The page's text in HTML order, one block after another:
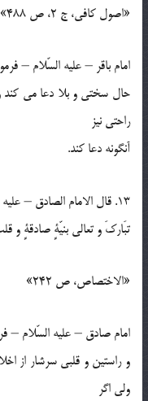
«اصول کافي، ج 2، ص 488»
امام باقر – عليه السّلام –
حال سختي و بلا دعا مي كند
راحتي نيز
آنگونه دعا كند.
13. قال الامام الصادق – عليه السّلام – : انّ العبدَ اذا دعا الله
تبَاركَ و تعالي بنيّةٍ
«الاختصاص، ص 242»
امام صادق – عليه السّلام –
و راستين و قلبي سرشار از
ولي اگر